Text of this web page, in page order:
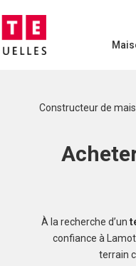
Constructeur de
À la recherche d’un
confiance à
terrain